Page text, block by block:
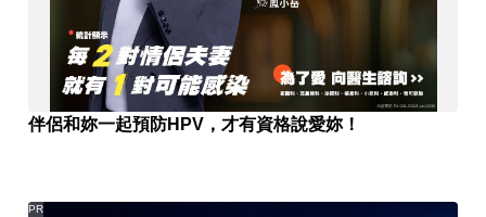
伴侶和妳一起預防HPV，才有資格說愛妳！
PR